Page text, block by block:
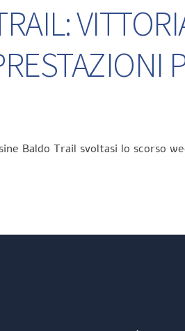
Baldo Trail svoltasi lo scorso